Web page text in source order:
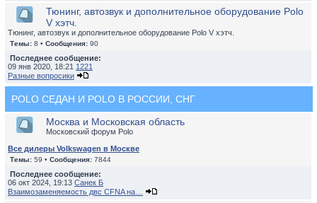
Тюнинг, автозвук и дополнительное оборудование Polo
V хэтч.
Тюнинг, автозвук и дополнительное оборудование Polo V хэтч.
Темы: 8 • Сообщения: 90
Последнее сообщение:
09 янв 2020, 18:21 1221
Разные вопросики
POLO СЕДАН И POLO В РОССИИ, СНГ
Москва и Московская область
Московский форум Polo
Все дилеры Volkswagen в Москве
Темы: 59 • Сообщения: 7844
Последнее сообщение:
06 окт 2024, 19:13 Санек Б
Взаимозаменяемость двс CFNA на…